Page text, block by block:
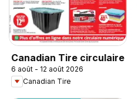
Canadian Tire circulaire
6 août - 12 août 2026
Canadian Tire